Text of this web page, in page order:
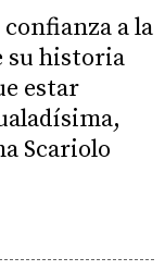
a la
su historia
estar
Scariolo